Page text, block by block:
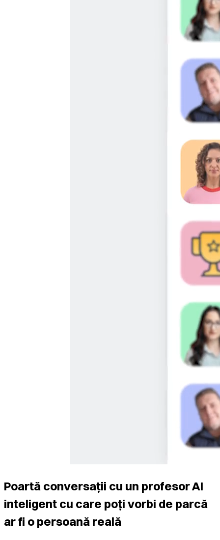
Poartă conversații cu un profesor AI
inteligent cu care poți vorbi de parcă
ar fi o persoană reală